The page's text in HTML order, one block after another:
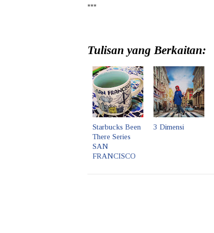
***
Tulisan yang Berkaitan:
Starbucks Been
There Series
SAN
FRANCISCO
3 Dimensi